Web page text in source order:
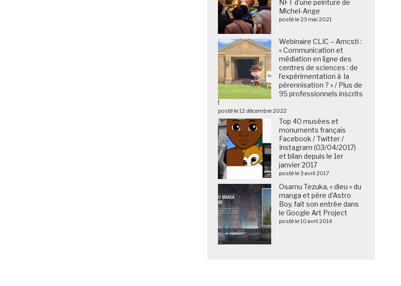
NFT d’une peinture de
Michel-Ange
posté le 23 mai 2021
Webinaire CLIC – Amcsti :
« Communication et
médiation en ligne des
centres de sciences : de
l’expérimentation à la
pérennisation ? » / Plus de
95 professionnels inscrits
!
posté le 12 décembre 2022
Top 40 musées et
monuments français
Facebook / Twitter /
Instagram (03/04/2017)
et bilan depuis le 1er
janvier 2017
posté le 3 avril 2017
Osamu Tezuka, « dieu » du
manga et père d’Astro
Boy, fait son entrée dans
le Google Art Project
posté le 10 avril 2014